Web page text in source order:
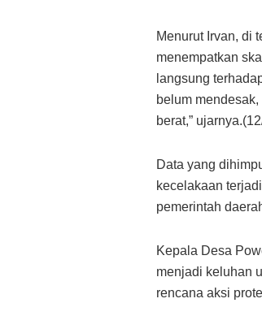
Menurut Irvan, di
menempatkan
langsung
belum
berat,”
Data yang
kecelakaan
pemerintah
Kepala Desa
menjadi keluhan
rencana aksi